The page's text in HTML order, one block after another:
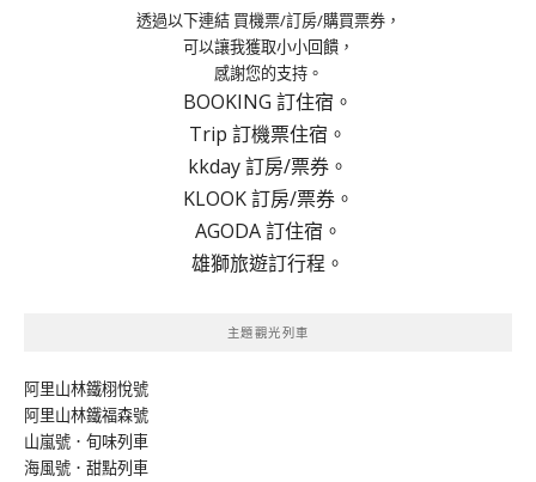
透過以下連結 買機票/訂房/購買票券，
可以讓我獲取小小回饋，
感謝您的支持。
BOOKING 訂住宿。
Trip 訂機票住宿。
kkday 訂房/票券。
KLOOK 訂房/票券。
AGODA 訂住宿。
雄獅旅遊訂行程。
主題觀光列車
阿里山林鐵栩悅號
阿里山林鐵福森號
山嵐號．旬味列車
海風號．甜點列車